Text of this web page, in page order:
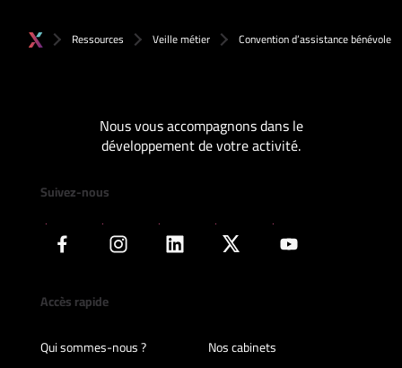
Ressources Veille métier Convention d’assistance bénévole
Nous vous accompagnons dans le
développement de votre activité.
Suivez-nous
Accès rapide
Qui sommes-nous ?
Nos cabinets